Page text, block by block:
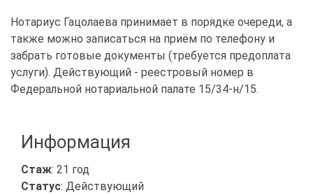
Нотариус Гацолаева принимает в порядке очереди, а
также можно записаться на приём по телефону и
забрать готовые документы (требуется предоплата
услуги). Действующий - реестровый номер в
Федеральной нотариальной палате 15/34-н/15.
Информация
Стаж: 21 год
Статус: Действующий